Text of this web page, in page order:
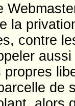
la
contre
propres
de